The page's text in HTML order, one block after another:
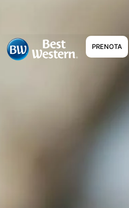
PRENOTA